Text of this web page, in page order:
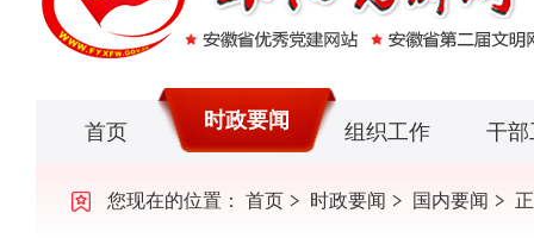
首页 时政要闻 组织工作 干部
您现在的位置： 首页 时政要闻 国内要闻